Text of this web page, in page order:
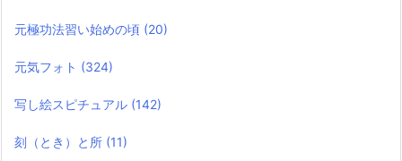
元極功法習い始めの頃 (20)
元気フォト (324)
写し絵スピチュアル (142)
刻（とき）と所 (11)